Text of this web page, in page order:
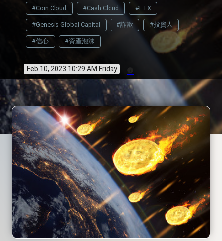
#Coin Cloud #Cash Cloud #FTX
#Genesis Global Capital #詐欺 #投資人
#信心 #資產泡沫
Feb 10, 2023 10:29 AM Friday